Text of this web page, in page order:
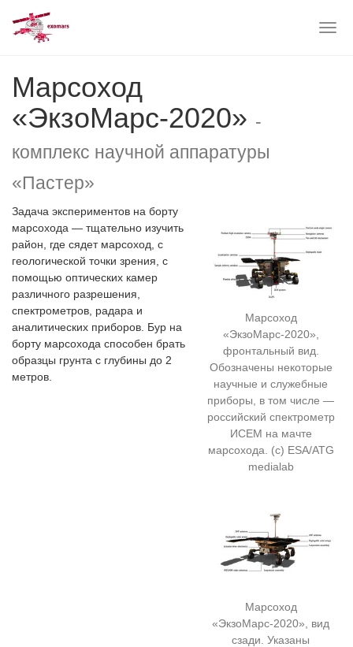
main
content
Марсоход
«ЭкзоМарс-2020» -
комплекс научной аппаратуры
«Пастер»
Марсоход
«ЭкзоМарс-2020»,
фронтальный вид.
Обозначены некоторые
научные и служебные
приборы, в том числе —
российский спектрометр
ИСЕМ на мачте
марсохода. (с) ESA/ATG
medialab
Марсоход
«ЭкзоМарс-2020», вид
сзади. Указаны
Задача экспериментов на борту
марсохода — тщательно изучить
район, где сядет марсоход, с
геологической точки зрения, с
помощью оптических камер
различного разрешения,
спектрометров, радара и
аналитических приборов. Бур на
борту марсохода способен брать
образцы грунта с глубины до 2
метров.